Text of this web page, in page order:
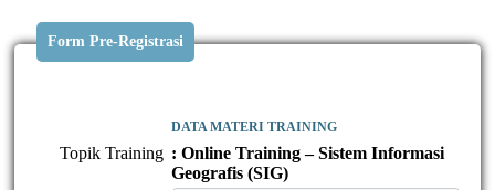
Form Pre-Registrasi
DATA MATERI TRAINING
Topik Training : Online Training – Sistem Informasi
Geografis (SIG)